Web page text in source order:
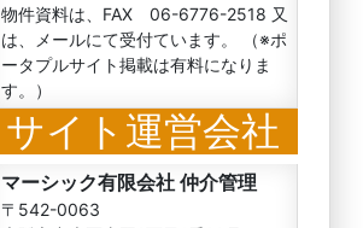
物件資料は、FAX 06-6776-2518 又
は、メールにて受付ています。 （※ポ
ータプルサイト掲載は有料になりま
す。）
サイト運営会社
マーシック有限会社 仲介管理
〒542-0063